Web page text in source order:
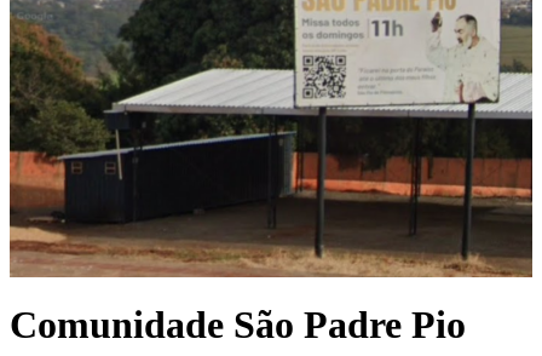
Comunidade São Padre Pio